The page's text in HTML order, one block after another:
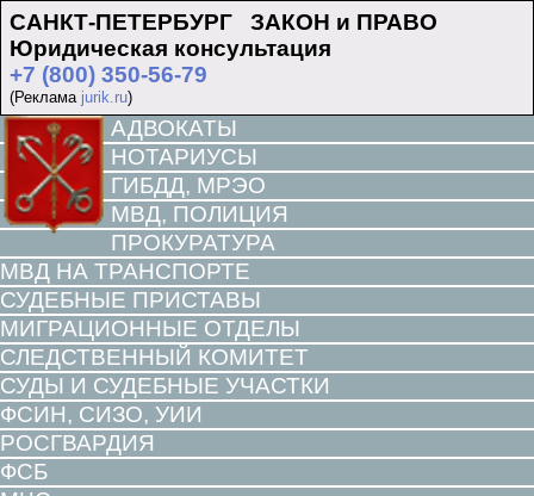
САНКТ-ПЕТЕРБУРГ ЗАКОН и ПРАВО
Юридическая консультация
+7 (800) 350-56-79
(Реклама jurik.ru)
АДВОКАТЫ
НОТАРИУСЫ
ГИБДД, МРЭО
МВД, ПОЛИЦИЯ
ПРОКУРАТУРА
МВД НА ТРАНСПОРТЕ
СУДЕБНЫЕ ПРИСТАВЫ
МИГРАЦИОННЫЕ ОТДЕЛЫ
СЛЕДСТВЕННЫЙ КОМИТЕТ
СУДЫ И СУДЕБНЫЕ УЧАСТКИ
ФСИН, СИЗО, УИИ
РОСГВАРДИЯ
ФСБ